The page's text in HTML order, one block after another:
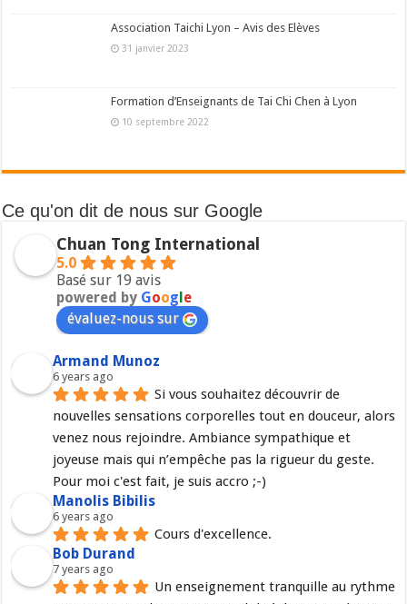
Association Taichi Lyon – Avis des Elèves
31 janvier 2023
Formation d’Enseignants de Tai Chi Chen à Lyon
10 septembre 2022
Ce qu'on dit de nous sur Google
Chuan Tong International
5.0
Basé sur 19 avis
powered by Goog e
évaluez-nous sur
Armand Munoz
6 years ago
Si vous souhaitez découvrir de
nouvelles sensations corporelles tout en douceur, alors
venez nous rejoindre. Ambiance sympathique et
joyeuse mais qui n’empêche pas la rigueur du geste.
Pour moi c'est fait, je suis accro ;-)
Manolis Bibilis
6 years ago
Cours d'excellence.
Bob Durand
7 years ago
Un enseignement tranquille au rythme